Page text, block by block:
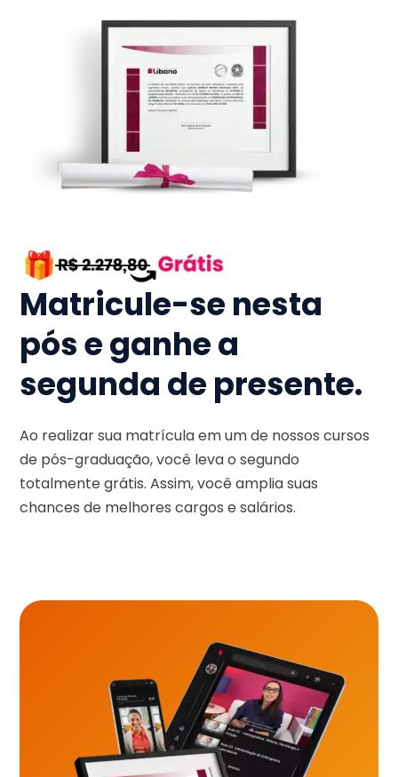
Matricule-se nesta
pós e ganhe a
segunda de presente.
Ao realizar sua matrícula em um de nossos cursos
de pós-graduação, você leva o segundo
totalmente grátis. Assim, você amplia suas
chances de melhores cargos e salários.